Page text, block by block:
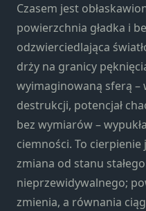
Czasem jest
powierzchnia gładka i
odzwierciedlająca
drży na granicy
wyimaginowaną sferą –
destrukcji, potencjał
bez wymiarów –
ciemności. To
zmiana od stanu
nieprzewidywalnego;
zmienia, a równania